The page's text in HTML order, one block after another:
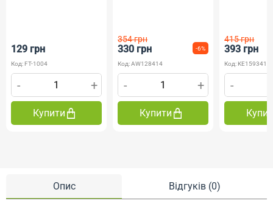
Опис Відгуків (0)
129 грн
Код: FT-1004
- +
Купити
354 грн
330 грн -6%
Код: AW128414
- +
Купити
415 грн
393 грн
Код: KE159341
-